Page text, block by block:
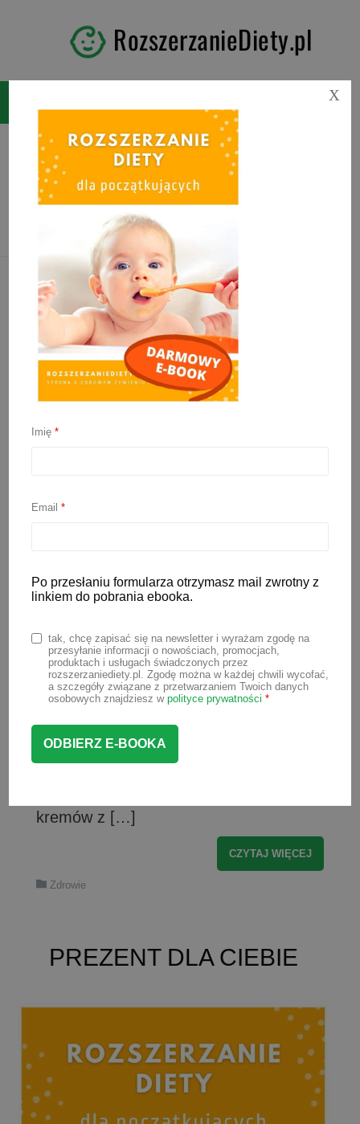
RozszerzanieDiety.pl
Tag:ile witaminy d po 1
roku
dawkowanie
Badania pokazują, że niedobory
aż od 80 do 90% światowej populacji i
występują one nawet w rejonach o
dobrym nasłonecznieniu. Dzieje się tak
dlatego, że nasz tryb życia na
przestrzeni lat znacząco się zmienił.
Długo przebywamy w zamkniętych
kremów z […]
CZYTAJ WIĘCEJ
Zdrowie
PREZENT DLA CIEBIE
Imię*
Email*
Po przesłaniu formularza otrzymasz mail zwrotny z
linkiem do pobrania ebooka.
tak, chcę zapisać się na newsletter i wyrażam zgodę na
przesyłanie informacji o nowościach, promocjach,
produktach i usługach świadczonych przez
rozszerzaniediety.pl. Zgodę można w każdej chwili wycofać,
a szczegóły związane z przetwarzaniem Twoich danych
osobowych znajdziesz w polityce prywatności *
X